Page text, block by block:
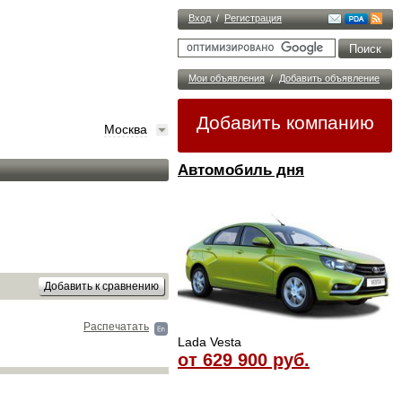
Вход / Регистрация
Мои объявления / Добавить объявление
Добавить компанию
Автомобиль дня
Lada Vesta
от 629 900 руб.
Москва
Распечатать